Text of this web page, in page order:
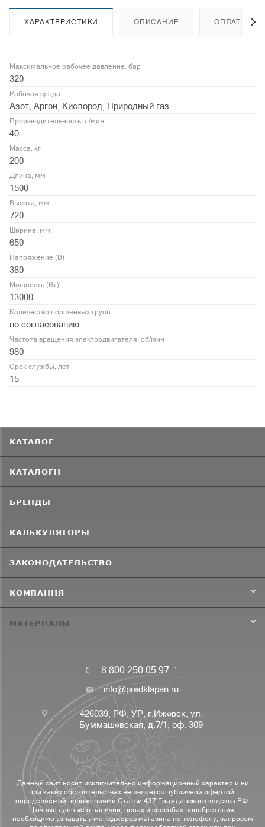
ХАРАКТЕРИСТИКИ ОПИСАНИЕ ОПЛАТА
Максимальное рабочее давление, бар
320
Рабочая среда
Азот, Аргон, Кислород, Природный газ
Производительность, л/мин
40
Масса, кг
200
Длина, мм
1500
Высота, мм
720
Ширина, мм
650
Напряжение (В)
380
Мощность (Вт)
13000
Количество поршневых групп
по согласованию
Частота вращения электродвигателя, об/мин
980
Срок службы, лет
15
КАТАЛОГ
КАТАЛОГИ
БРЕНДЫ
КАЛЬКУЛЯТОРЫ
ЗАКОНОДАТЕЛЬСТВО
КОМПАНИЯ
МАТЕРИАЛЫ
8 800 250 05 97
info@predklapan.ru
426039, РФ, УР, г.Ижевск, ул.
Буммашевская, д.7/1, оф. 309
Данный сайт носит исключительно информационный характер и ни
при каких обстоятельствах не является публичной офертой,
определяемой положениями Статьи 437 Гражданского кодекса РФ.
Точные данные о наличии, ценах и способах приобретения
необходимо узнавать у менеджеров магазина по телефону, запросом